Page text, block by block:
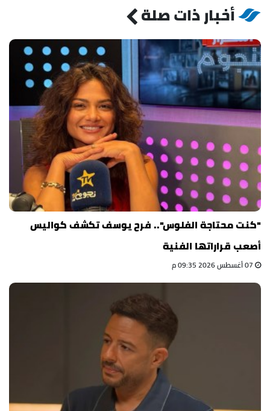
أخبار ذات صلة
"كنت محتاجة الفلوس".. فرح يوسف تكشف كواليس
أصعب قراراتها الفنية